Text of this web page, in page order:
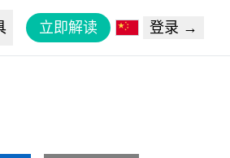
立即解读 登录 →